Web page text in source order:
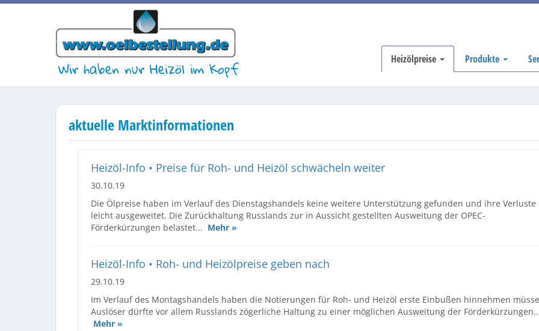
Wir haben nur Heizöl im Kopf Heizölpreise Produkte
aktuelle Marktinformationen
Heizöl-Info • Preise für Roh- und Heizöl schwächeln weiter
30.10.19
Die Ölpreise haben im Verlauf des Dienstagshandels keine weitere Unterstützung gefunden und ihre Verluste
leicht ausgeweitet. Die Zurückhaltung Russlands zur in Aussicht gestellten Ausweitung der OPEC-
Förderkürzungen belastet... Mehr »
Heizöl-Info • Roh- und Heizölpreise geben nach
29.10.19
Im Verlauf des Montagshandels haben die Notierungen für Roh- und Heizöl erste Einbußen hinnehmen
Auslöser dürfte vor allem Russlands zögerliche Haltung zu einer möglichen Ausweitung der
Mehr »